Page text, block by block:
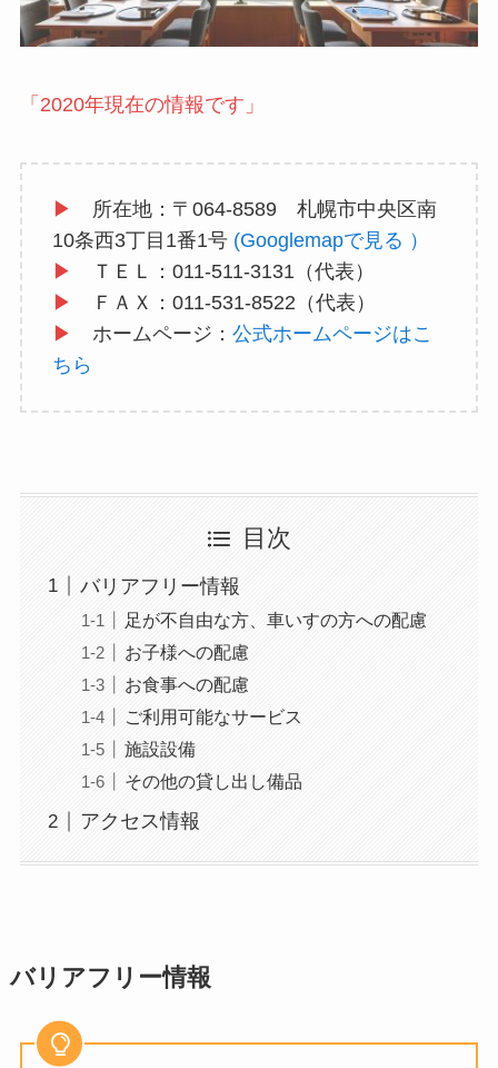
「2020年現在の情報です」
▶
所在地：〒064-8589 札幌市中央区南
10条西3丁目1番1号 (Googlemapで見る ）
▶
ＴＥＬ：011-511-3131（代表）
▶
ＦＡＸ：011-531-8522（代表）
▶
ホームページ： 公式ホームページはこ
ちら
目次
バリアフリー情報
足が不自由な方、車いすの方への配慮
お子様への配慮
お食事への配慮
ご利用可能なサービス
施設設備
その他の貸し出し備品
アクセス情報
バリアフリー情報